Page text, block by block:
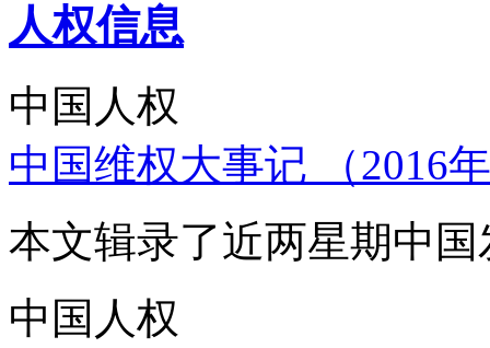
人权信息
中国人权
中国维权大事记 （2016
本文辑录了近两星期中
中国人权